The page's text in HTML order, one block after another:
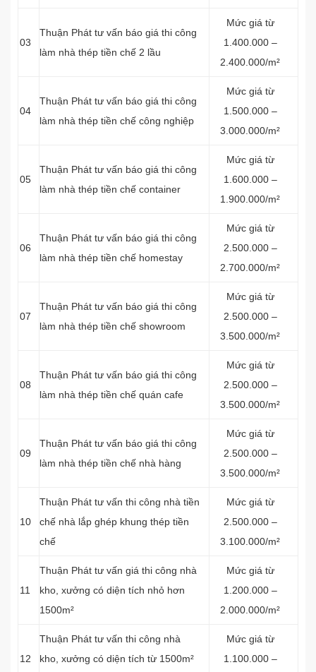
03
Thuận Phát tư vấn báo giá thi công
làm nhà thép tiền chế 2 lầu
Mức giá từ
1.400.000 –
2.400.000/m²
04
Thuận Phát tư vấn báo giá thi công
làm nhà thép tiền chế công nghiệp
Mức giá từ
1.500.000 –
3.000.000/m²
05
Thuận Phát tư vấn báo giá thi công
làm nhà thép tiền chế container
Mức giá từ
1.600.000 –
1.900.000/m²
06
Thuận Phát tư vấn báo giá thi công
làm nhà thép tiền chế homestay
Mức giá từ
2.500.000 –
2.700.000/m²
07
Thuận Phát tư vấn báo giá thi công
làm nhà thép tiền chế showroom
Mức giá từ
2.500.000 –
3.500.000/m²
08
Thuận Phát tư vấn báo giá thi công
làm nhà thép tiền chế quán cafe
Mức giá từ
2.500.000 –
3.500.000/m²
09
Thuận Phát tư vấn báo giá thi công
làm nhà thép tiền chế nhà hàng
Mức giá từ
2.500.000 –
3.500.000/m²
10
Thuận Phát tư vấn thi công nhà tiền
chế nhà lắp ghép khung thép tiền
chế
Mức giá từ
2.500.000 –
3.100.000/m²
11
Thuận Phát tư vấn giá thi công nhà
kho, xưởng có diện tích nhỏ hơn
1500m²
Mức giá từ
1.200.000 –
2.000.000/m²
12
Thuận Phát tư vấn thi công nhà
kho, xưởng có diện tích từ 1500m²
Mức giá từ
1.100.000 –